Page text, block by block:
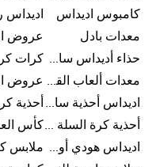
كامبوس اديداس
اديداس
معدات بادل
حذاء أديداس سامبا للأطفال
معدات ألعاب القوى
اديداس أحذية سامبا للنساء أحذية
أحذية كرة السلة للرجال
اديداس هودي أورجينال للنساء